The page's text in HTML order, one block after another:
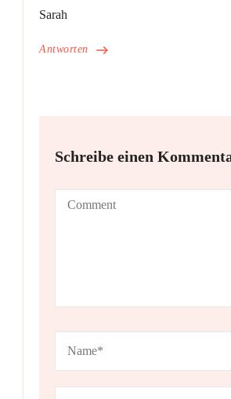
Antworten
Sarah
Schreibe einen